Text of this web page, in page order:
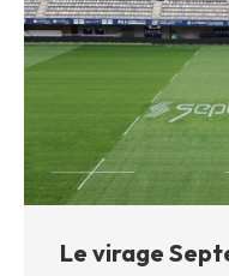
Le virage